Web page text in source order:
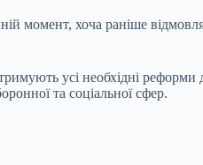
хоча раніше
усі необхідні
та соціальної сфер.